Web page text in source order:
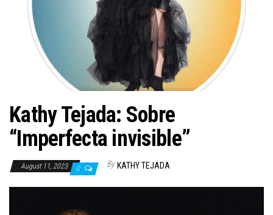
Kathy Tejada: Sobre
“Imperfecta invisible”
August 11, 2023 0 By KATHY TEJADA